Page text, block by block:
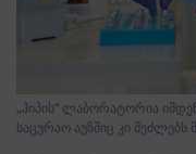
„ჰიპის“ ლაბორატორია
საცურაო აუზშიც კი